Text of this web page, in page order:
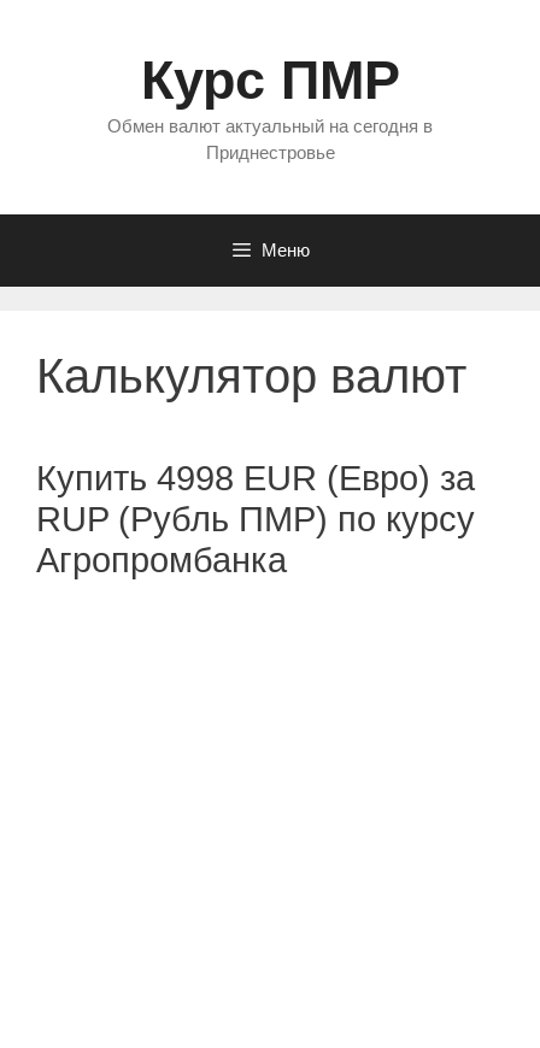
Курс ПМР
Обмен валют актуальный на сегодня в
Приднестровье
Меню
Калькулятор валют
Купить 4998 EUR (Евро) за
RUP (Рубль ПМР) по курсу
Агропромбанка